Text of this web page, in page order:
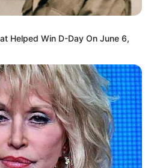
in und im Umkreis
Stralsund
Helped Win D-Day On June 6,